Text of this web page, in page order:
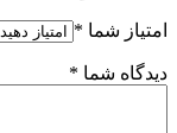
امتیاز شما *
دیدگاه شما *